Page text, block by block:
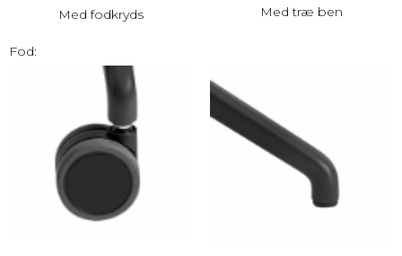
Med fodkryds Med træ ben
Fod: